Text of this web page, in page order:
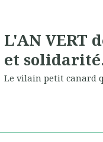
L'AN VERT
et
Le vilain petit canard